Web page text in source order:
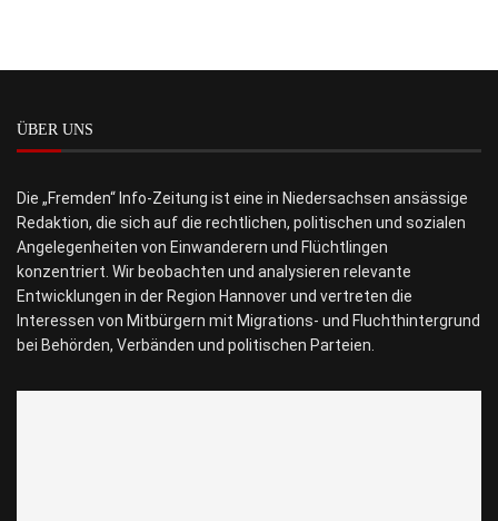
ÜBER UNS
Die „Fremden“ Info-Zeitung ist eine in Niedersachsen ansässige
Redaktion, die sich auf die rechtlichen, politischen und sozialen
Angelegenheiten von Einwanderern und Flüchtlingen
konzentriert. Wir beobachten und analysieren relevante
Entwicklungen in der Region Hannover und vertreten die
Interessen von Mitbürgern mit Migrations- und Fluchthintergrund
bei Behörden, Verbänden und politischen Parteien.